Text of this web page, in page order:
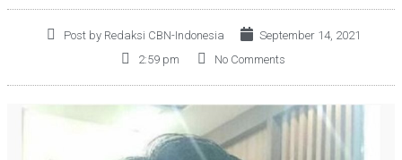
Post by Redaksi CBN-Indonesia
September 14, 2021
2:59 pm
No Comments